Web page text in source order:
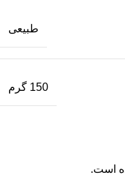
طبیعی
150 گرم
است.